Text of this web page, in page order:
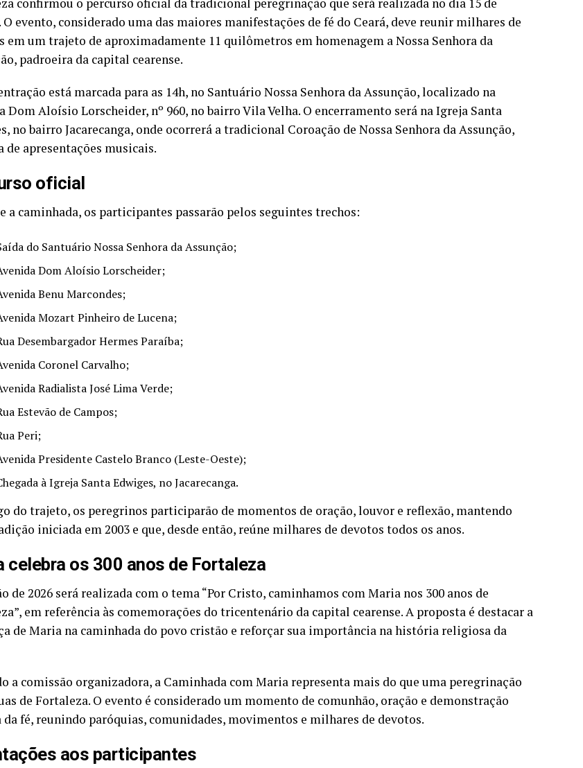
confirmou o percurso oficial da tradicional peregrinação que será realizada no dia 15 de
O evento, considerado uma das maiores manifestações de fé do Ceará, deve reunir milhares de
em um trajeto de aproximadamente 11 quilômetros em homenagem a Nossa Senhora da
padroeira da capital cearense.
está marcada para as 14h, no Santuário Nossa Senhora da Assunção, localizado na
Dom Aloísio Lorscheider, nº 960, no bairro Vila Velha. O encerramento será na Igreja Santa
no bairro Jacarecanga, onde ocorrerá a tradicional Coroação de Nossa Senhora da Assunção,
de apresentações musicais.
oficial
a caminhada, os participantes passarão pelos seguintes trechos:
do Santuário Nossa Senhora da Assunção;
Dom Aloísio Lorscheider;
Benu Marcondes;
Mozart Pinheiro de Lucena;
Desembargador Hermes Paraíba;
Coronel Carvalho;
Radialista José Lima Verde;
Estevão de Campos;
Peri;
Presidente Castelo Branco (Leste-Oeste);
à Igreja Santa Edwiges, no Jacarecanga.
do trajeto, os peregrinos participarão de momentos de oração, louvor e reflexão, mantendo
iniciada em 2003 e que, desde então, reúne milhares de devotos todos os anos.
celebra os 300 anos de Fortaleza
de 2026 será realizada com o tema “Por Cristo, caminhamos com Maria nos 300 anos de
em referência às comemorações do tricentenário da capital cearense. A proposta é destacar a
de Maria na caminhada do povo cristão e reforçar sua importância na história religiosa da
a comissão organizadora, a Caminhada com Maria representa mais do que uma peregrinação
de Fortaleza. O evento é considerado um momento de comunhão, oração e demonstração
da fé, reunindo paróquias, comunidades, movimentos e milhares de devotos.
aos participantes